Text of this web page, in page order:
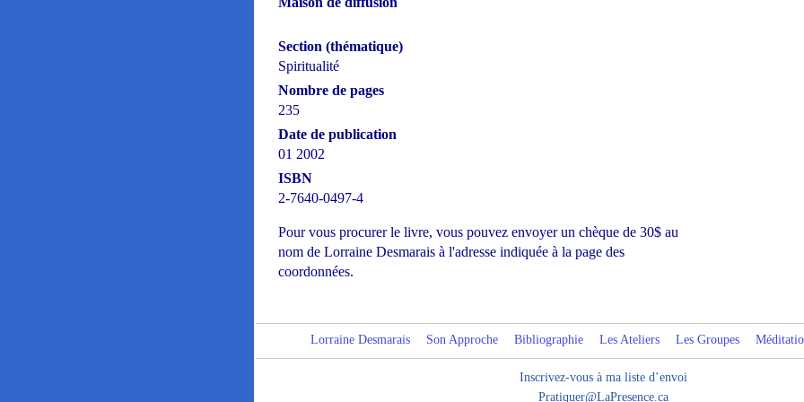
Section (thématique)
Spiritualité
Nombre de pages
235
Date de publication
01 2002
ISBN
2-7640-0497-4
Pour vous procurer le livre, vous pouvez envoyer un chèque de 30$ au
nom de Lorraine Desmarais à l'adresse indiquée à la page des
coordonnées.
Lorraine Desmarais Son Approche Bibliographie Les Ateliers Les Groupes
Inscrivez-vous à ma liste d’envoi
Pratiquer@LaPresence.ca